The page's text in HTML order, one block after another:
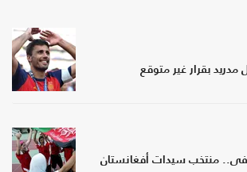
مدريد بقرار غير متوقع
منتخب سيدات أفغانستان